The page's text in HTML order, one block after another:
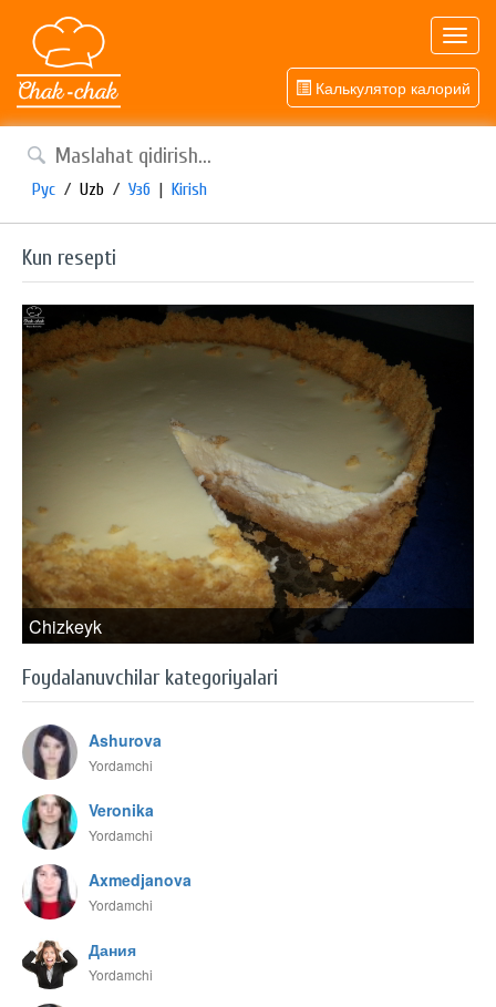
Калькулятор калорий
Рус / Uzb / Узб | Kirish
Kun resepti
Chizkeyk
Foydalanuvchilar kategoriyalari
Ashurova
Yordamchi
Veronika
Yordamchi
Axmedjanova
Yordamchi
Дания
Yordamchi